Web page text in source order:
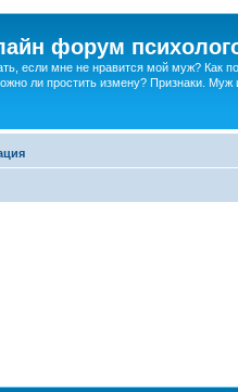
форум
если мне не нравится мой муж? Как
ли простить измену? Признаки. Муж